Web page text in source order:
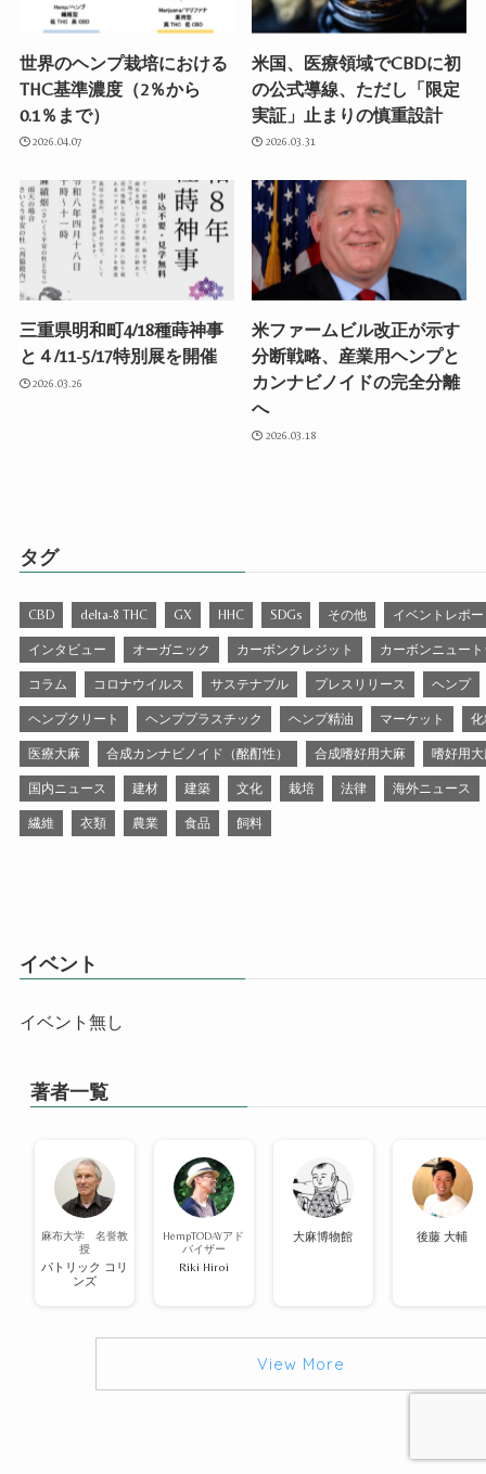
世界のヘンプ栽培における
THC基準濃度（2％から
0.1％まで）
2026.04.07
米国、医療領域でCBDに初
の公式導線、ただし「限定
実証」止まりの慎重設計
2026.03.31
三重県明和町4/18種蒔神事
と４/11-5/17特別展を開催
2026.03.26
米ファームビル改正が示す
分断戦略、産業用ヘンプと
カンナビノイドの完全分離
へ
2026.03.18
タグ
CBD delta-8 THC GX HHC SDGs その他 イベントレポ
インタビュー オーガニック カーボンクレジット カーボンニュー
コラム コロナウイルス サステナブル プレスリリース ヘンプ
ヘンプクリート ヘンププラスチック ヘンプ精油 マーケット
医療大麻 合成カンナビノイド（酩酊性） 合成嗜好用大麻 嗜好用
国内ニュース 建材 建築 文化 栽培 法律 海外ニュース
繊維 衣類 農業 食品 飼料
イベント
イベント無し
著者一覧
麻布大学 名誉教
授
パトリック コリ
ンズ
HempTODAYアド
バイザー
Riki Hiroi
大麻博物館 後藤 大輔
View More